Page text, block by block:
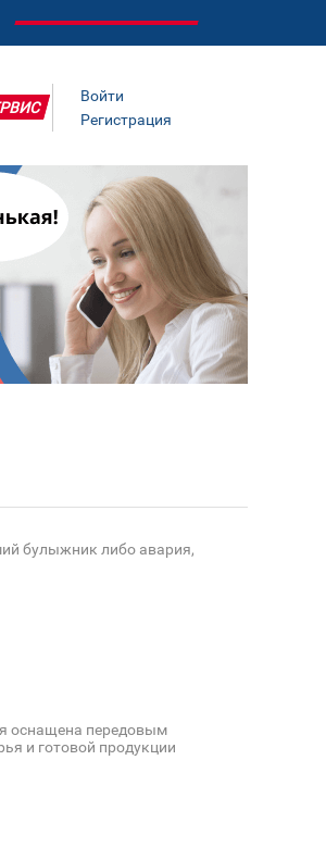
Войти
Регистрация
булыжник либо авария,
оснащена передовым
и готовой продукции